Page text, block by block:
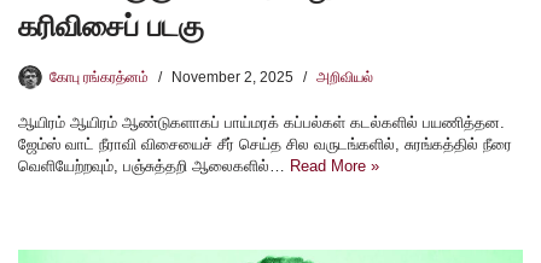
கரிவிசைப் படகு
கோபு ரங்கரத்னம் November 2, 2025 அறிவியல்
ஆயிரம் ஆயிரம் ஆண்டுகளாகப் பாய்மரக் கப்பல்கள் கடல்களில் பயணித்தன.
ஜேம்ஸ் வாட் நீராவி விசையைச் சீர் செய்த சில வருடங்களில், சுரங்கத்தில் நீரை
வெளியேற்றவும், பஞ்சுத்தறி ஆலைகளில்… Read More »